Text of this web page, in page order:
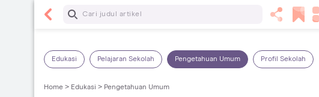
Baca Selanjutnya
Edukasi Pelajaran Sekolah Pengetahuan Umum Profil Sekolah
Home > Edukasi > Pengetahuan Umum